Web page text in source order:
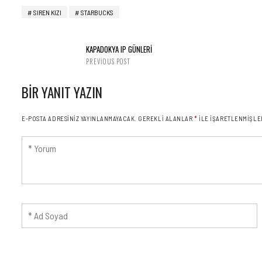
SIREN KIZI STARBUCKS
KAPADOKYA IP GÜNLERİ
PREVIOUS POST
BIR YANIT YAZIN
E-POSTA ADRESINIZ YAYINLANMAYACAK. GEREKLI ALANLAR* ILE